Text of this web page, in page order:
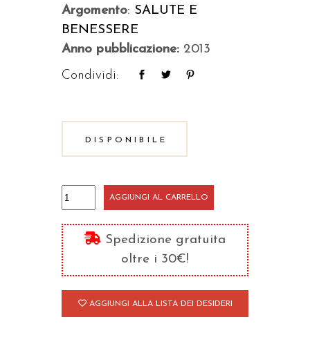
Argomento: SALUTE E
BENESSERE
Anno pubblicazione: 2013
Condividi:
DISPONIBILE
Matrimonio
quantità
AGGIUNGI AL CARRELLO
Spedizione gratuita
oltre i 30€!
AGGIUNGI ALLA LISTA DEI DESIDERI